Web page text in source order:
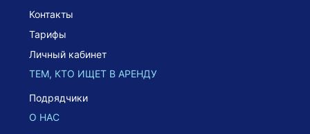
Контакты
Тарифы
Личный кабинет
ТЕМ, КТО ИЩЕТ В АРЕНДУ
Подрядчики
О НАС